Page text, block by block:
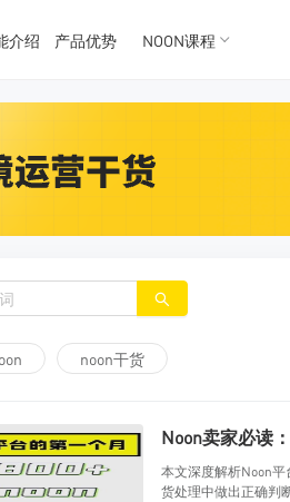
数
数
介绍 产品优势 NOON课程
noon干货
Noon卖家必读
本文深度解析Noon
货处理中做出正确判